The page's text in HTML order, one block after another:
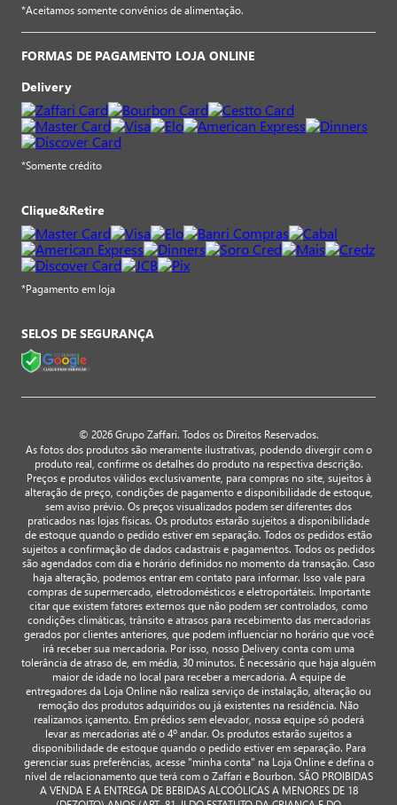
*Aceitamos somente convênios de alimentação.
FORMAS DE PAGAMENTO LOJA ONLINE
Delivery
*Somente crédito
Clique&Retire
*Pagamento em loja
SELOS DE SEGURANÇA
© 2026 Grupo Zaffari. Todos os Direitos Reservados.
As fotos dos produtos são meramente ilustrativas, podendo divergir com o
produto real, confirme os detalhes do produto na respectiva descrição.
Preços e produtos válidos exclusivamente, para compras no site, sujeitos à
alteração de preço, condições de pagamento e disponibilidade de estoque,
sem aviso prévio. Os preços visualizados podem ser diferentes dos
praticados nas lojas físicas. Os produtos estarão sujeitos a disponibilidade
de estoque quando o pedido estiver em separação. Todos os pedidos estão
sujeitos a confirmação de dados cadastrais e pagamentos. Todos os pedidos
são agendados com dia e horário definidos no momento da transação. Caso
haja alteração, podemos entrar em contato para informar. Isso vale para
compras de supermercado, eletrodomésticos e eletroportáteis. Importante
citar que existem fatores externos que não podem ser controlados, como
condições climáticas, trânsito e atrasos para recebimento das mercadorias
gerados por clientes anteriores, que podem influenciar no horário que você
irá receber sua mercadoria. Por isso, nosso Delivery conta com uma
tolerância de atraso de, em média, 30 minutos. É necessário que haja alguém
maior de idade no local para receber a mercadoria. A equipe de
entregadores da Loja Online não realiza serviço de instalação, alteração ou
remoção dos produtos adquiridos ou já existentes na residência. Não
realizamos içamento. Em prédios sem elevador, nossa equipe só poderá
levar as mercadorias até o 4º andar. Os produtos estarão sujeitos a
disponibilidade de estoque quando o pedido estiver em separação. Para
gerenciar suas preferências, acesse "minha conta" na Loja Online e defina o
nível de relacionamento que terá com o Zaffari e Bourbon. SÃO PROIBIDAS
A VENDA E A ENTREGA DE BEBIDAS ALCOÓLICAS A MENORES DE 18